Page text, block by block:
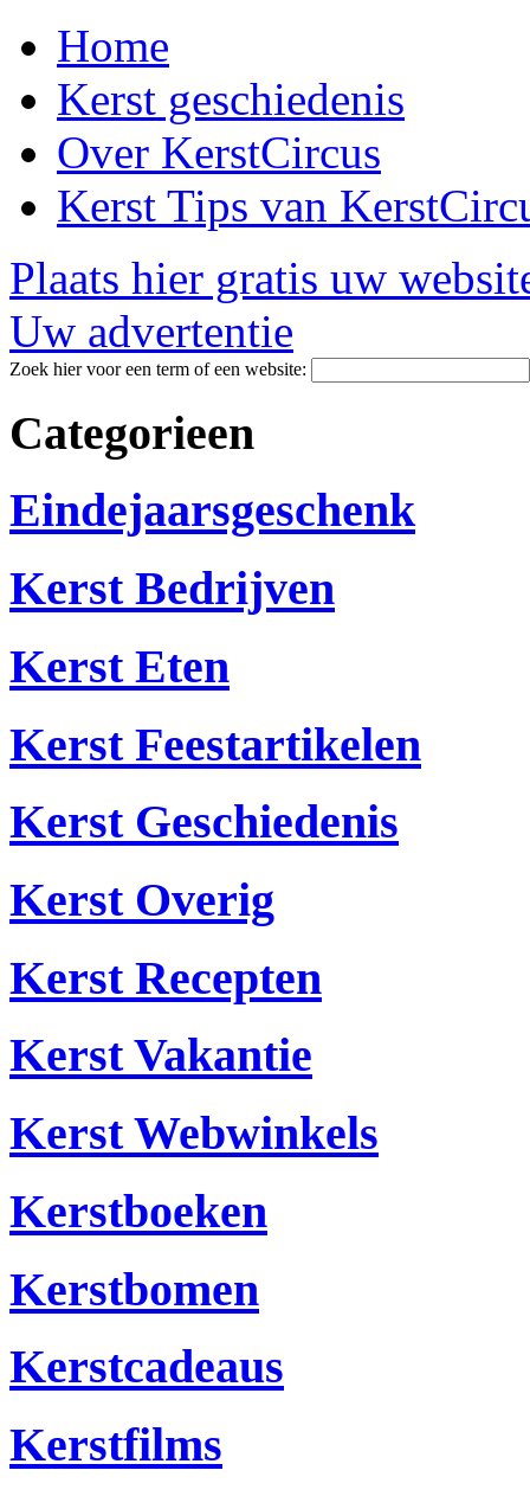
Home
Kerst geschiedenis
Over KerstCircus
Kerst Tips van
Plaats hier gratis uw
Uw advertentie
Zoek hier voor een term of een website:
Categorieen
Eindejaarsgeschenk
Kerst Bedrijven
Kerst Eten
Kerst Feestartikelen
Kerst Geschiedenis
Kerst Overig
Kerst Recepten
Kerst Vakantie
Kerst Webwinkels
Kerstboeken
Kerstbomen
Kerstcadeaus
Kerstfilms